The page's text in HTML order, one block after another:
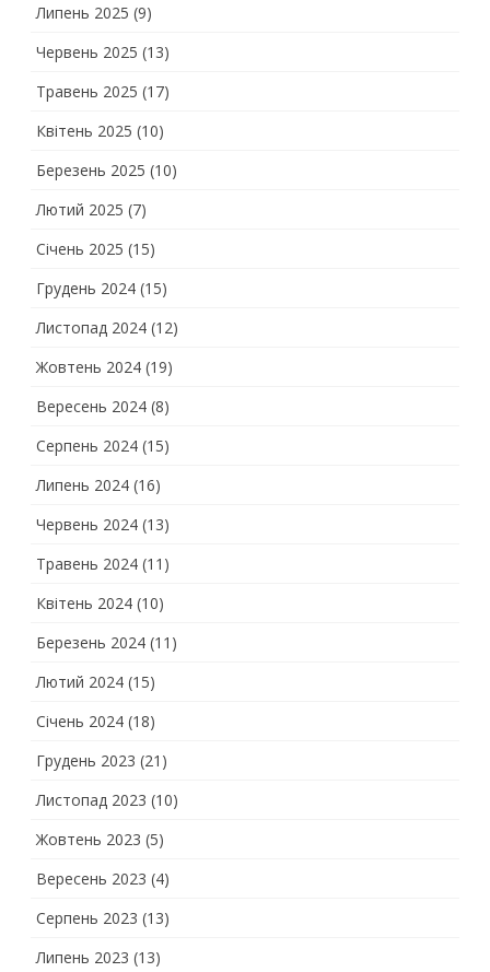
Липень 2025 (9)
Червень 2025 (13)
Травень 2025 (17)
Квітень 2025 (10)
Березень 2025 (10)
Лютий 2025 (7)
Січень 2025 (15)
Грудень 2024 (15)
Листопад 2024 (12)
Жовтень 2024 (19)
Вересень 2024 (8)
Серпень 2024 (15)
Липень 2024 (16)
Червень 2024 (13)
Травень 2024 (11)
Квітень 2024 (10)
Березень 2024 (11)
Лютий 2024 (15)
Січень 2024 (18)
Грудень 2023 (21)
Листопад 2023 (10)
Жовтень 2023 (5)
Вересень 2023 (4)
Серпень 2023 (13)
Липень 2023 (13)